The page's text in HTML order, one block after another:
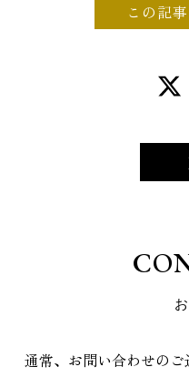
この記
CO
お
通常、お問い合わせの